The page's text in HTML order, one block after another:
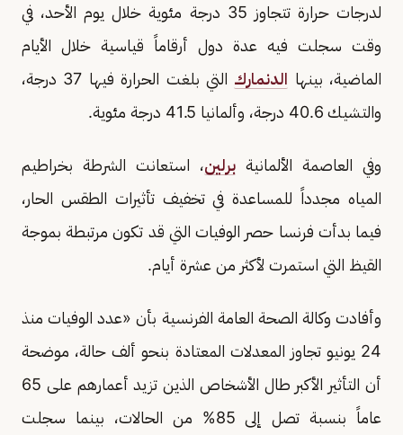
لدرجات حرارة تتجاوز 35 درجة مئوية خلال يوم الأحد، في
وقت سجلت فيه عدة دول أرقاماً قياسية خلال الأيام
الماضية، بينها الدنمارك
التي بلغت الحرارة فيها 37 درجة،
والتشيك 40.6 درجة، وألمانيا 41.5 درجة مئوية.
وفي العاصمة الألمانية برلين، استعانت الشرطة بخراطيم
المياه مجدداً للمساعدة في تخفيف تأثيرات الطقس الحار،
فيما بدأت فرنسا حصر الوفيات التي قد تكون مرتبطة بموجة
القيظ التي استمرت لأكثر من عشرة أيام.
وأفادت وكالة الصحة العامة الفرنسية بأن «عدد الوفيات منذ
24 يونيو تجاوز المعدلات المعتادة بنحو ألف حالة، موضحة
أن التأثير الأكبر طال الأشخاص الذين تزيد أعمارهم على 65
عاماً بنسبة تصل إلى 85% من الحالات، بينما سجلت